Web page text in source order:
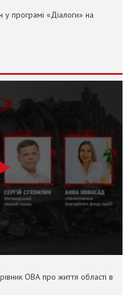
програмі «Діалоги» на
ОВА про життя області в